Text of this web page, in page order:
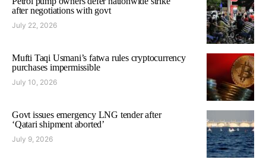
after negotiations with govt
July 22, 2026
Mufti Taqi Usmani’s fatwa rules cryptocurrency
purchases impermissible
July 10, 2026
Govt issues emergency LNG tender after
‘Qatari shipment aborted’
July 9, 2026